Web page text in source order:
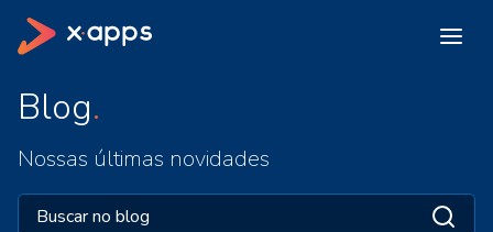
Blog
Nossas últimas novidades